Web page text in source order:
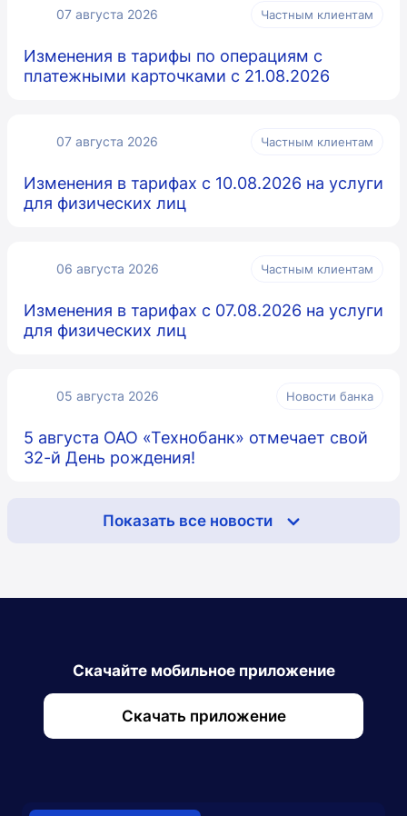
07 августа 2026 Частным клиентам
Изменения в тарифы по операциям с
платежными карточками с 21.08.2026
07 августа 2026 Частным клиентам
Изменения в тарифах с 10.08.2026 на услуги
для физических лиц
06 августа 2026 Частным клиентам
Изменения в тарифах с 07.08.2026 на услуги
для физических лиц
05 августа 2026 Новости банка
5 августа ОАО «Технобанк» отмечает свой
32-й День рождения!
Показать все новости
Скачайте мобильное приложение
Скачать приложение